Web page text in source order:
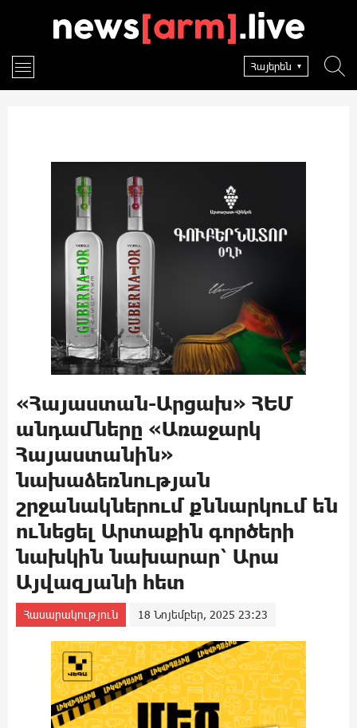
Հայերեն
«Հայաստան-Արցախ» ՀԵՄ
անդամները «Առաջարկ
Հայաստանին»
նախաձեռնության
շրջանակներում քննարկում են
ունեցել Արտաքին գործերի
նախկին նախարար՝ Արա
Այվազյանի հետ
Հասարակություն 18 Նոյեմբեր, 2025 23:23